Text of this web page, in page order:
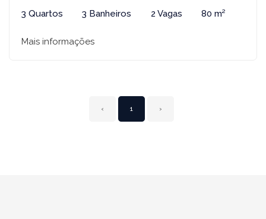
3 Quartos 3 Banheiros 2 Vagas 80 m²
Mais informações
‹ 1 ›